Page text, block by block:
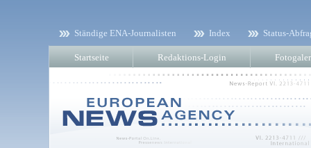
Ständige ENA-Journalisten Index Status-
Startseite Redaktions-Login